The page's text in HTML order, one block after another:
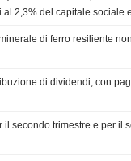
2,3% del capitale sociale
di ferro resiliente
di dividendi, con
il secondo trimestre e per il